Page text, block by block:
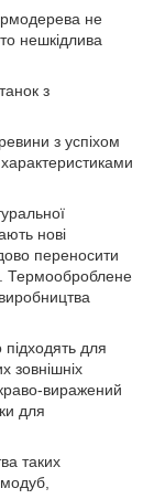
не
нешкідлива
з
з успіхом
нові
переносити
Термооброблене
для
зовнішніх
виражений
для
таких